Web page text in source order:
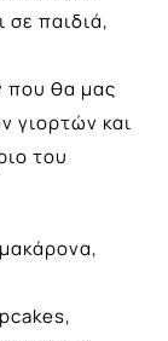
σε παιδιά,
που θα μας
γιορτών και
του